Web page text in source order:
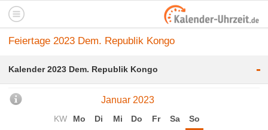
Feiertage 2023 Dem. Republik Kongo
Kalender 2023 Dem. Republik Kongo -
Januar 2023
KW Mo Di Mi Do Fr Sa
So